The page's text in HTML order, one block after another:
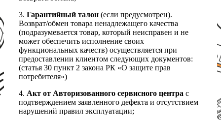
3. Гарантийный талон (если предусмотрен).
Возврат/обмен товара ненадлежащего качества
(подразумевается товар, который неисправен и не
может обеспечить исполнение своих
функциональных качеств) осуществляется при
предоставлении клиентом следующих документов:
(статья 30 пункт 2 закона РК «О защите прав
потребителя»)
4. Акт от Авторизованного сервисного центра с
подтверждением заявленного дефекта и отсутствием
нарушений правил эксплуатации;